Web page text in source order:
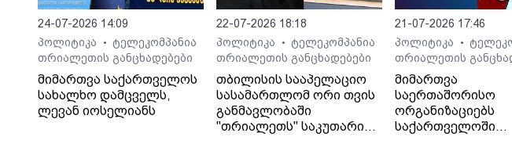
24-07-2026 14:09
პოლიტიკა
• ტელეკომპანია
თრიალეთის განცხადებები
მიმართვა საქართველოს
სახალხო დამცველს,
ლევან იოსელიანს
22-07-2026 18:18
პოლიტიკა
• ტელეკომპანია
თრიალეთის განცხადებები
თბილისის სააპელაციო
სასამართლომ ორი თვის
განმავლობაში
"თრიალეთს" საკუთარი
21-07-2026 17:46
პოლიტიკა
•
თრიალეთის
მიმართვა
საერთაშორისო
ორგანიზაციებს
საქართველოში